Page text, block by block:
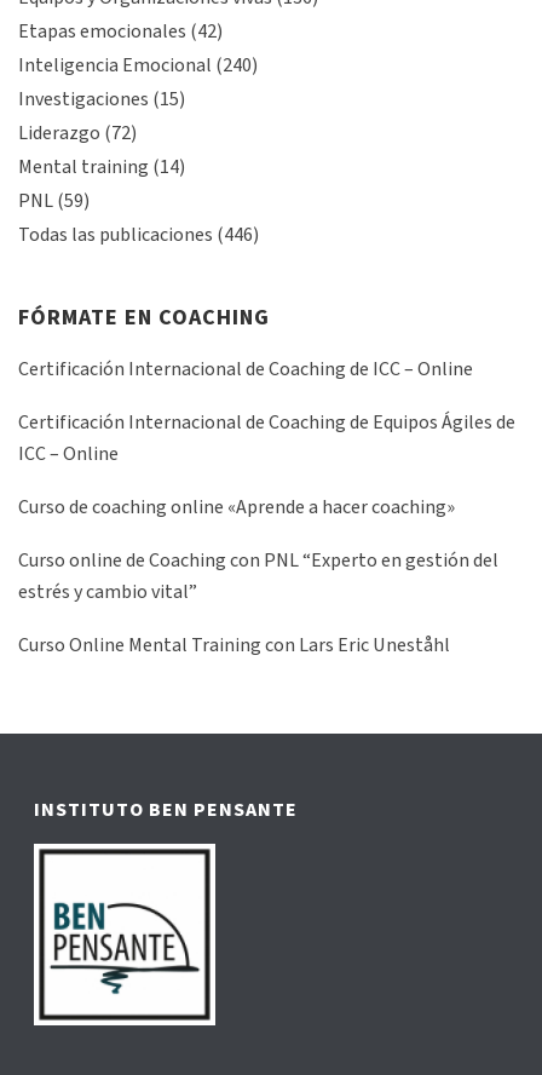
Etapas emocionales (42)
Inteligencia Emocional (240)
Investigaciones (15)
Liderazgo (72)
Mental training (14)
PNL(59)
Todas las publicaciones (446)
FÓRMATE EN COACHING
Certificación Internacional de Coaching de ICC – Online
Certificación Internacional de Coaching de Equipos Ágiles de
ICC – Online
Curso de coaching online «Aprende a hacer coaching»
Curso online de Coaching con PNL “Experto en gestión del
estrés y cambio vital”
Curso Online Mental Training con Lars Eric Uneståhl
INSTITUTO BEN PENSANTE